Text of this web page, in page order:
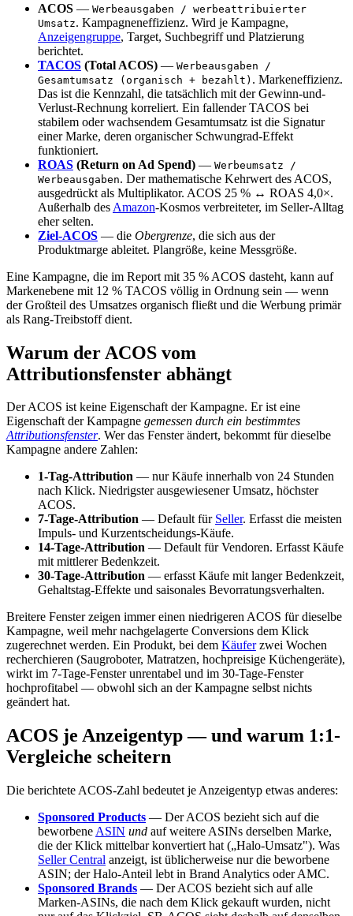
ACOS — Werbeausgaben / werbeattribuierter
Umsatz. Kampagneneffizienz. Wird je Kampagne,
Anzeigengruppe, Target, Suchbegriff und Platzierung
berichtet.
TACOS (Total ACOS) — Werbeausgaben /
Gesamtumsatz (organisch + bezahlt) . Markeneffizienz.
Das ist die Kennzahl, die tatsächlich mit der Gewinn-und-
Verlust-Rechnung korreliert. Ein fallender TACOS bei
stabilem oder wachsendem Gesamtumsatz ist die Signatur
einer Marke, deren organischer Schwungrad-Effekt
funktioniert.
ROAS (Return on Ad Spend) — Werbeumsatz /
Werbeausgaben. Der mathematische Kehrwert des ACOS,
ausgedrückt als Multiplikator. ACOS 25 % ↔ ROAS 4,0×.
Außerhalb des Amazon-Kosmos verbreiteter, im Seller-Alltag
eher selten.
Ziel-ACOS — die Obergrenze, die sich aus der
Produktmarge ableitet. Plangröße, keine Messgröße.
Eine Kampagne, die im Report mit 35 % ACOS dasteht, kann auf
Markenebene mit 12 % TACOS völlig in Ordnung sein — wenn
der Großteil des Umsatzes organisch fließt und die Werbung primär
als Rang-Treibstoff dient.
Warum der ACOS vom
Attributionsfenster abhängt
Der ACOS ist keine Eigenschaft der Kampagne. Er ist eine
Eigenschaft der Kampagne gemessen durch ein bestimmtes
Attributionsfenster. Wer das Fenster ändert, bekommt für dieselbe
Kampagne andere Zahlen:
1-Tag-Attribution — nur Käufe innerhalb von 24 Stunden
nach Klick. Niedrigster ausgewiesener Umsatz, höchster
ACOS.
7-Tage-Attribution — Default für Seller. Erfasst die meisten
Impuls- und Kurzentscheidungs-Käufe.
14-Tage-Attribution — Default für Vendoren. Erfasst Käufe
mit mittlerer Bedenkzeit.
30-Tage-Attribution — erfasst Käufe mit langer Bedenkzeit,
Gehalts­tag-Effekte und saisonales Bevorratungs­verhalten.
Breitere Fenster zeigen immer einen niedrigeren ACOS für dieselbe
Kampagne, weil mehr nachgelagerte Conversions dem Klick
zugerechnet werden. Ein Produkt, bei dem Käuferzwei Wochen
recherchieren (Saugroboter, Matratzen, hochpreisige Küchengeräte),
wirkt im 7-Tage-Fenster unrentabel und im 30-Tage-Fenster
hochprofitabel — obwohl sich an der Kampagne selbst nichts
geändert hat.
ACOS je Anzeigentyp — und warum 1:1-
Vergleiche scheitern
Die berichtete ACOS-Zahl bedeutet je Anzeigentyp etwas anderes:
Sponsored Products — Der ACOS bezieht sich auf die
beworbene ASIN und auf weitere ASINs derselben Marke,
die der Klick mittelbar konvertiert hat („Halo-Umsatz"). Was
Seller Central anzeigt, ist üblicherweise nur die beworbene
ASIN; der Halo-Anteil lebt in Brand Analytics oder AMC.
Sponsored Brands — Der ACOS bezieht sich auf alle
Marken-ASINs, die nach dem Klick gekauft wurden, nicht